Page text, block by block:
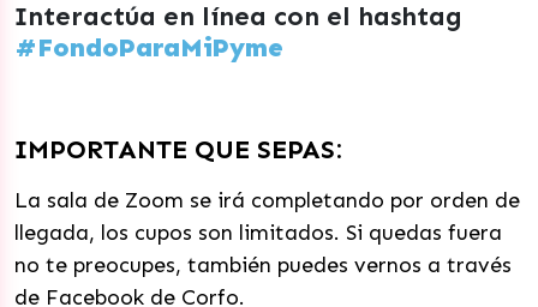
Interactúa en línea con el hashtag
#FondoParaMiPyme
IMPORTANTE QUE SEPAS:
La sala de Zoom se irá completando por orden de
llegada, los cupos son limitados. Si quedas fuera
no te preocupes, también puedes vernos a través
de Facebook de Corfo.